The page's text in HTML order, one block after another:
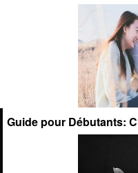
Guide pour Débutants: